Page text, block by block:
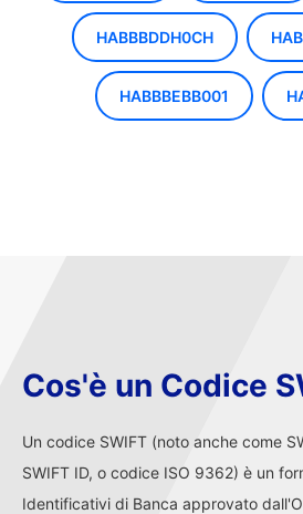
HABBBDDH0CH
HABBBEBB001
Cos'è un Codice
Un codice SWIFT (noto anche come
SWIFT ID, o codice ISO 9362) è un
Identificativi di Banca approvato